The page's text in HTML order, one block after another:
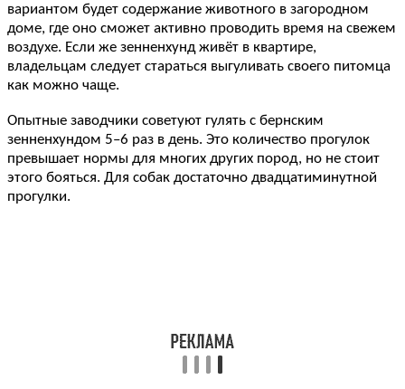
вариантом будет содержание животного в загородном
доме, где оно сможет активно проводить время на свежем
воздухе. Если же зенненхунд живёт в квартире,
владельцам следует стараться выгуливать своего питомца
как можно чаще.
Опытные заводчики советуют гулять с бернским
зенненхундом 5–6 раз в день. Это количество прогулок
превышает нормы для многих других пород, но не стоит
этого бояться. Для собак достаточно двадцатиминутной
прогулки.